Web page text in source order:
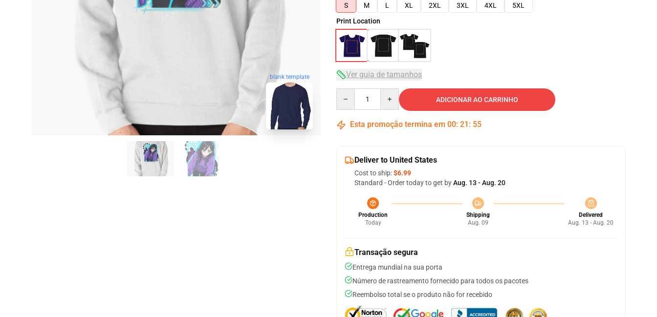
blank template
S
M L XL 2XL 3XL 4XL
5XL
Print Location
Ver guia de tamanhos
ADICIONAR AO CARRINHO
Esta promoção termina em 00: 21 : 54
Deliver to United States
Cost to ship:$6.99
Standard - Order today to get byAug. 13 - Aug. 20
Production
Today
Shipping
Aug. 09
Delivered
Aug. 13 - Aug. 20
Transação segura
Entrega mundial na sua porta
Número de rastreamento fornecido para todos os pacotes
Reembolso total se o produto não for recebido